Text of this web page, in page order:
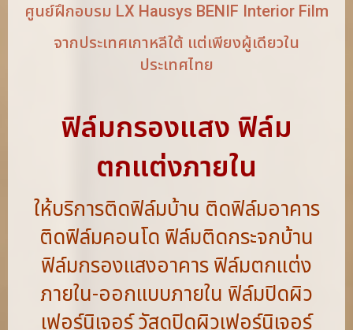
ศูนย์ฝึกอบรม LX Hausys BENIF Interior Film
จากประเทศเกาหลีใต้ แต่เพียงผู้เดียวใน
ประเทศไทย
ฟิล์มกรองแสง ฟิล์ม
ตกแต่งภายใน
ให้บริการติดฟิล์มบ้าน ติดฟิล์มอาคาร
ติดฟิล์มคอนโด ฟิล์มติดกระจกบ้าน
ฟิล์มกรองแสงอาคาร ฟิล์มตกแต่ง
ภายใน-ออกแบบภายใน ฟิล์มปิดผิว
เฟอร์นิเจอร์ วัสดุปิดผิวเฟอร์นิเจอร์